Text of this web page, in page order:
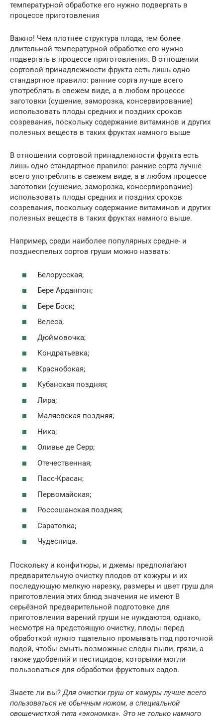
температурной обработке его нужно подвергать в
процессе приготовления
Важно! Чем плотнее структура плода, тем более
длительной температурной обработке его нужно
подвергать в процессе приготовления. В отношении
сортовой принадлежности фрукта есть лишь одно
стандартное правило: ранние сорта лучше всего
употреблять в свежем виде, а в любом процессе
заготовки (сушение, заморозка, консервирование)
использовать плоды средних и поздних сроков
созревания, поскольку содержание витаминов и других
полезных веществ в таких фруктах намного выше
В отношении сортовой принадлежности фрукта есть
лишь одно стандартное правило: ранние сорта лучше
всего употреблять в свежем виде, а в любом процессе
заготовки (сушение, заморозка, консервирование)
использовать плоды средних и поздних сроков
созревания, поскольку содержание витаминов и других
полезных веществ в таких фруктах намного выше.
Например, среди наиболее популярных средне- и
позднеспелых сортов груши можно назвать:
Белорусская;
Бере Арданпон;
Бере Боск;
Велеса;
Дюймовочка;
Кондратьевка;
Краснобокая;
Кубанская поздняя;
Лира;
Маляевская поздняя;
Ника;
Оливье де Серр;
Отечественная;
Пасс-Красан;
Первомайская;
Россошанская поздняя;
Саратовка;
Чудесница.
Поскольку и конфитюры, и джемы предполагают
предварительную очистку плодов от кожуры и их
последующую мелкую нарезку, размеры и цвет груш для
приготовления этих блюд значения не имеют В
серьёзной предварительной подготовке для
приготовления варений груши не нуждаются, однако,
несмотря на предстоящую очистку, плоды перед
обработкой нужно тщательно промывать под проточной
водой, чтобы смыть возможные следы пыли, грязи, а
также удобрений и пестицидов, которыми могли
пользоваться для обработки фруктовых садов.
Знаете ли вы?Для очистки груш от кожуры лучше всего
пользоваться не обычным ножом, а специальной
овощечисткой типа «экономка». Это не только намного